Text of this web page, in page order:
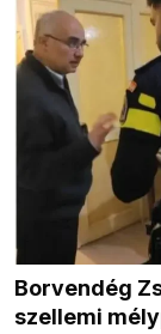
Borvendég
szellemi